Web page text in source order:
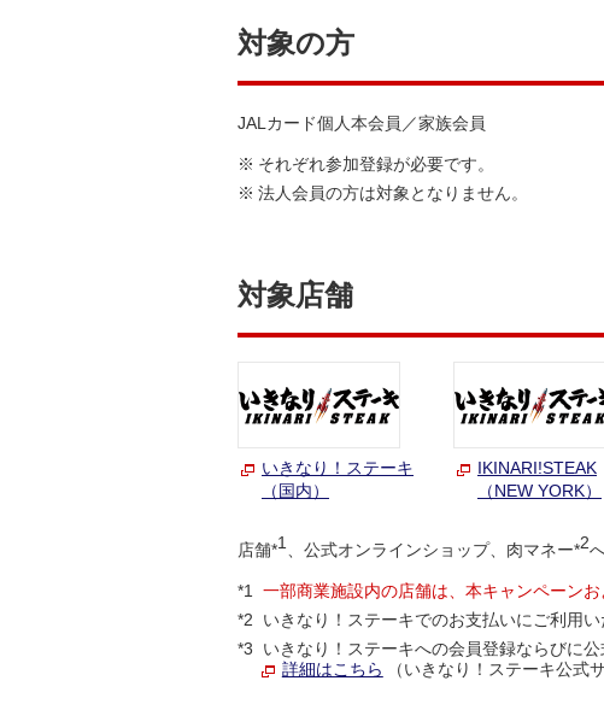
対象の方
JALカード個人本会員／家族会員
※ それぞれ参加登録が必要です。
※ 法人会員の方は対象となりません。
対象店舗
いきなり！ステーキ
（国内）
IKINARI!STEAK
（NEW YORK）
店舗*1 、公式オンラインショップ、肉マネー*2
*1
一部商業施設内の店舗は、本キャンペーンお
*2
いきなり！ステーキでのお支払いにご利用い
*3
いきなり！ステーキへの会員登録ならびに
詳細はこちら
（いきなり！ステーキ公式